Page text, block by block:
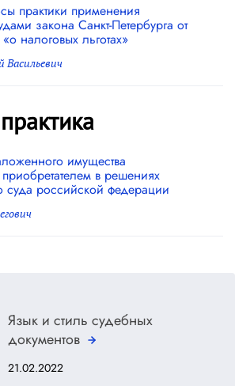
практики применения
закона Санкт-Петербурга от
налоговых льготах»
имущества
в решениях
суда российской федерации
Язык и стиль судебных
документов
21.02.2022